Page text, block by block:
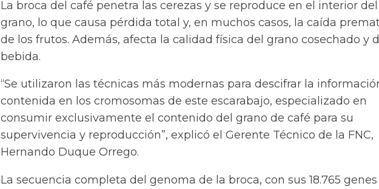
La broca del café penetra las cerezas y se reproduce en el interior del
grano, lo que causa pérdida total y, en muchos casos, la caída
de los frutos. Además, afecta la calidad física del grano cosechado y
bebida.
“Se utilizaron las técnicas más modernas para descifrar la
contenida en los cromosomas de este escarabajo, especializado en
consumir exclusivamente el contenido del grano de café para su
supervivencia y reproducción”, explicó el Gerente Técnico de la FNC,
Hernando Duque Orrego.
La secuencia completa del genoma de la broca, con sus 18.765 genes